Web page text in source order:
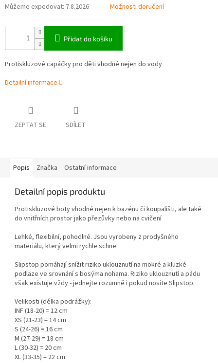
Můžeme expedovat: 7.8.2026 Možnosti doručení
Přidat do košíku
Protiskluzové capáčky pro děti vhodné nejen do vody
Detailní informace
ZEPTAT SE SDÍLET
Popis Značka Ostatní informace
Detailní popis produktu
Protiskluzové boty vhodné nejen k bazénu či koupališti, ale také
do vnitřních prostor jako přezůvky nebo na cvičení
Lehké, flexibilní, pohodlné. Jsou vyrobeny z prodyšného
materiálu, který velmi rychle schne.
Slipstop pomáhají snížit riziko uklouznutí na mokré a kluzké
podlaze ve srovnání s bosýma nohama. Riziko uklouznutí a pádu
však existuje vždy - jednejte rozumně i pokud nosíte Slipstop.
Velikosti (délka podrážky):
INF (18-20) = 12 cm
XS (21-23) = 14 cm
S (24-26) = 16 cm
M (27-29) = 18 cm
L (30-32) = 20 cm
XL (33-35) = 22 cm